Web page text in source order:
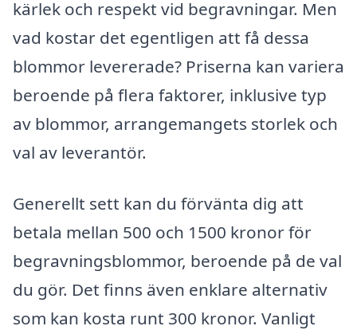
kärlek och respekt vid begravningar. Men
vad kostar det egentligen att få dessa
blommor levererade? Priserna kan variera
beroende på flera faktorer, inklusive typ
av blommor, arrangemangets storlek och
val av leverantör.
Generellt sett kan du förvänta dig att
betala mellan 500 och 1500 kronor för
begravningsblommor, beroende på de val
du gör. Det finns även enklare alternativ
som kan kosta runt 300 kronor. Vanligt